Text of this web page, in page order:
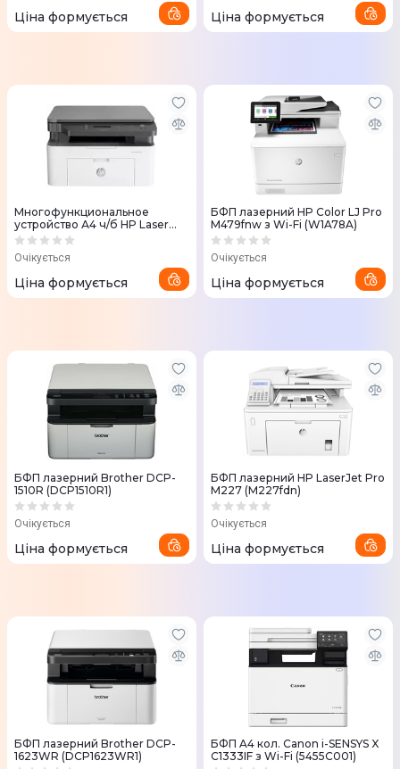
Ціна формується Ціна формується
Многофункциональное
устройство А4 ч/б HP Laser
135w с Wi-Fi
Очікується
Ціна формується
БФП лазерний HP Color LJ Pro
M479fnw з Wi-Fi (W1A78A)
Очікується
Ціна формується
БФП лазерний Brother DCP-
1510R (DCP1510R1)
Очікується
Ціна формується
БФП лазерний HP LaserJet Pro
M227 (M227fdn)
Очікується
Ціна формується
БФП лазерний Brother DCP-
1623WR (DCP1623WR1)
БФП A4 кол. Canon i-SENSYS X
C1333IF з Wi-Fi (5455C001)